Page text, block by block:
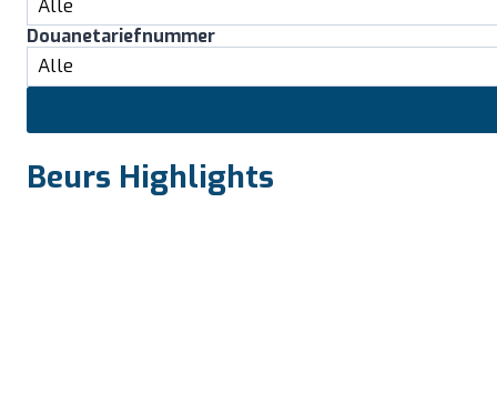
Douanetariefnummer
Beurs Highlights